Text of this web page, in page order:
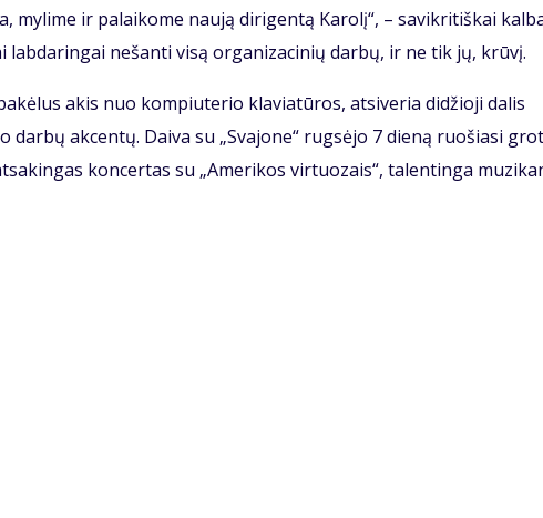
mylime ir palaikome naują dirigentą Karolį“, – savikritiškai
labdaringai nešanti visą organizacinių darbų, ir ne tik jų, krūvį.
akis nuo kompiuterio klaviatūros, atsiveria didžioji dalis
darbų akcentų. Daiva su „Svajone“ rugsėjo 7 dieną ruošiasi
koncertas su „Amerikos virtuozais“, talentinga